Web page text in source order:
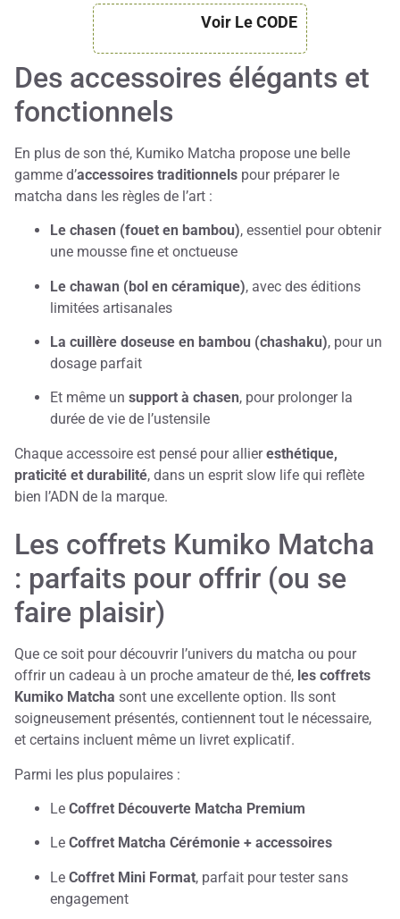
Voir Le CODE
Des accessoires élégants et
fonctionnels
En plus de son thé, Kumiko Matcha propose une belle
gamme d’accessoires traditionnels pour préparer le
matcha dans les règles de l’art :
Le chasen (fouet en bambou), essentiel pour obtenir
une mousse fine et onctueuse
Le chawan (bol en céramique), avec des éditions
limitées artisanales
La cuillère doseuse en bambou (chashaku), pour un
dosage parfait
Et même un support à chasen, pour prolonger la
durée de vie de l’ustensile
Chaque accessoire est pensé pour allieresthétique,
praticité et durabilité, dans un esprit slow life qui reflète
bien l’ADN de la marque.
Les coffrets Kumiko Matcha
: parfaits pour offrir (ou se
faire plaisir)
Que ce soit pour découvrir l’univers du matcha ou pour
offrir un cadeau à un proche amateur de thé, les coffrets
Kumiko Matcha sont une excellente option. Ils sont
soigneusement présentés, contiennent tout le nécessaire,
et certains incluent même un livret explicatif.
Parmi les plus populaires :
Le Coffret Découverte Matcha Premium
Le Coffret Matcha Cérémonie + accessoires
Le Coffret Mini Format, parfait pour tester sans
engagement